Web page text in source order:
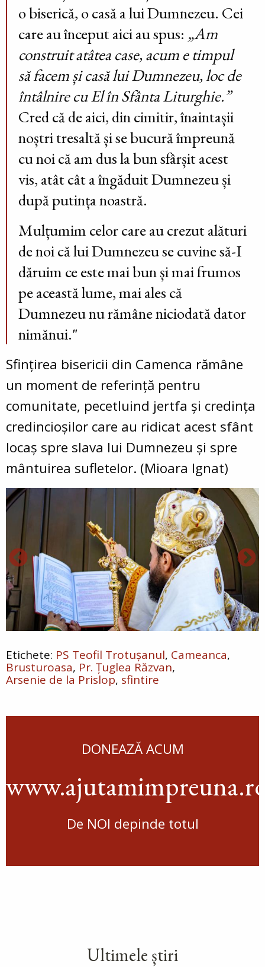
o biserică, o casă a lui Dumnezeu. Cei
care au început aici au spus: „Am
construit atâtea case, acum e timpul
să facem și casă lui Dumnezeu, loc de
întâlnire cu El în Sfânta Liturghie.”
Cred că de aici, din cimitir, înaintașii
noștri tresaltă și se bucură împreună
cu noi că am dus la bun sfârșit acest
vis, atât cât a îngăduit Dumnezeu și
după putința noastră.
Mulțumim celor care au crezut alături
de noi că lui Dumnezeu se cuvine să-I
dăruim ce este mai bun și mai frumos
pe această lume, mai ales că
Dumnezeu nu rămâne niciodată dator
nimănui."
Sfințirea bisericii din Camenca rămâne
un moment de referință pentru
comunitate, pecetluind jertfa și credința
credincioșilor care au ridicat acest sfânt
locaș spre slava lui Dumnezeu și spre
mântuirea sufletelor. (Mioara Ignat)
PS Teofil Trotușanul Cameanca
Brusturoasa Pr. Țuglea Răzvan
Arsenie de la Prislop sfintire
DONEAZĂ ACUM
De NOI depinde totul
Ultimele știri